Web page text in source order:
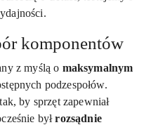
komponentów
z myślą o maksymalnym
podzespołów.
by sprzęt zapewniał
byłrozsądnie